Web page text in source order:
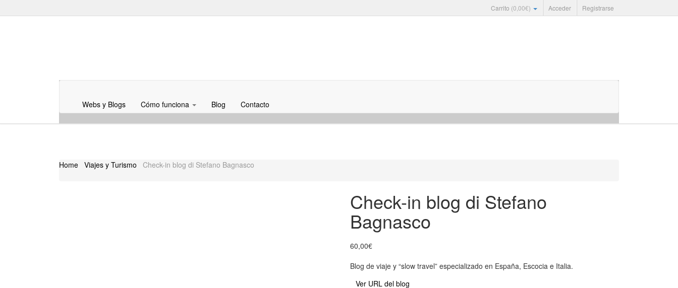
Carrito (0,00€) Acceder Registrarse
Menu
Webs y Blogs
Cómo funciona Blog Contacto
Home Viajes y Turismo Check-in blog di Stefano Bagnasco
Check-in blog di Stefano
Bagnasco
60,00€
Blog de viaje y “slow travel” especializado en España, Escocia e Italia.
Ver URL del blog